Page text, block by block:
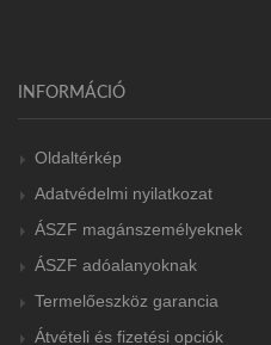
INFORMÁCIÓ
Oldaltérkép
Adatvédelmi nyilatkozat
ÁSZF magánszemélyeknek
ÁSZF adóalanyoknak
Termelőeszköz garancia
Átvételi és fizetési opciók